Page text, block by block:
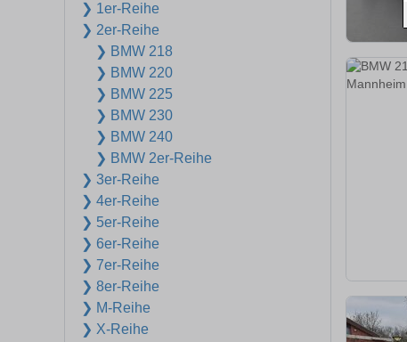
❯ 1er-Reihe
❯ 2er-Reihe
❯ BMW 218
❯ BMW 220
❯ BMW 225
❯ BMW 230
❯ BMW 240
❯ BMW 2er-Reihe
❯ 3er-Reihe
❯ 4er-Reihe
❯ 5er-Reihe
❯ 6er-Reihe
❯ 7er-Reihe
❯ 8er-Reihe
❯ M-Reihe
❯ X-Reihe